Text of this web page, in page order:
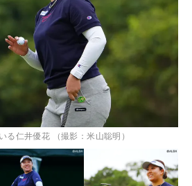
る仁井優花 （撮影：米山聡明）